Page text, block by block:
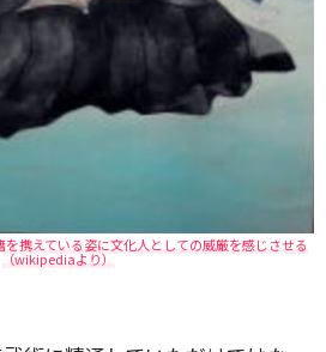
携えている姿に文化人としての威厳を感じさせる
（wikipediaより）